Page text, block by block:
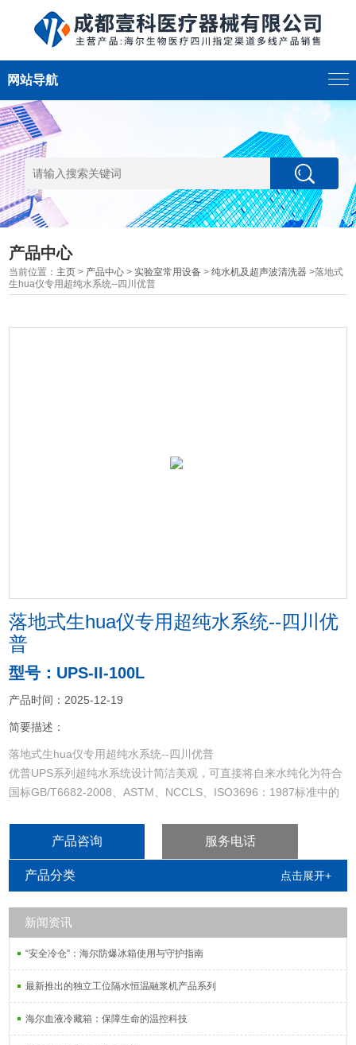
网站导航
产品中心
当前位置： 主页 > 产品中心 >实验室常用设备 >纯水机及超声波清洗器 >落地式
生hua仪专用超纯水系统--四川优普
落地式生hua仪专用超纯水系统--四川优
普
型号：UPS-II-100L
产品时间：2025-12-19
简要描述：
落地式生hua仪专用超纯水系统--四川优普
优普UPS系列超纯水系统设计简洁美观，可直接将自来水纯化为符合
国标GB/T6682-2008、ASTM、NCCLS、ISO3696：1987标准中的
产品咨询 服务电话
产品分类 点击展开+
新闻资讯
“安全冷仓”：海尔防爆冰箱使用与守护指南
最新推出的独立工位隔水恒温融浆机产品系列
海尔血液冷藏箱：保障生命的温控科技